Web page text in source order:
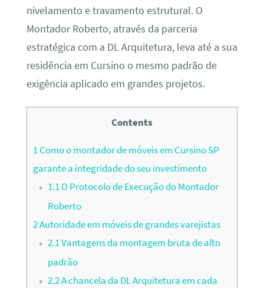
nivelamento e travamento estrutural. O
Montador Roberto, através da parceria
estratégica com a DL Arquitetura, leva até a sua
residência em Cursino o mesmo padrão de
exigência aplicado em grandes projetos.
Contents
1Como o montador de móveis em Cursino SP
garante a integridade do seu investimento
1.1O Protocolo de Execução do Montador
Roberto
2Autoridade em móveis de grandes varejistas
2.1Vantagens da montagem bruta de alto
padrão
2.2A chancela da DL Arquitetura em cada